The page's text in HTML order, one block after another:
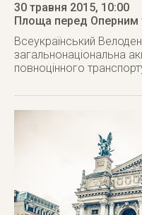
30 травня 2015, 10:00
Площа перед Оперним
Всеукраїнський
загальнонаціональна
повноцінного